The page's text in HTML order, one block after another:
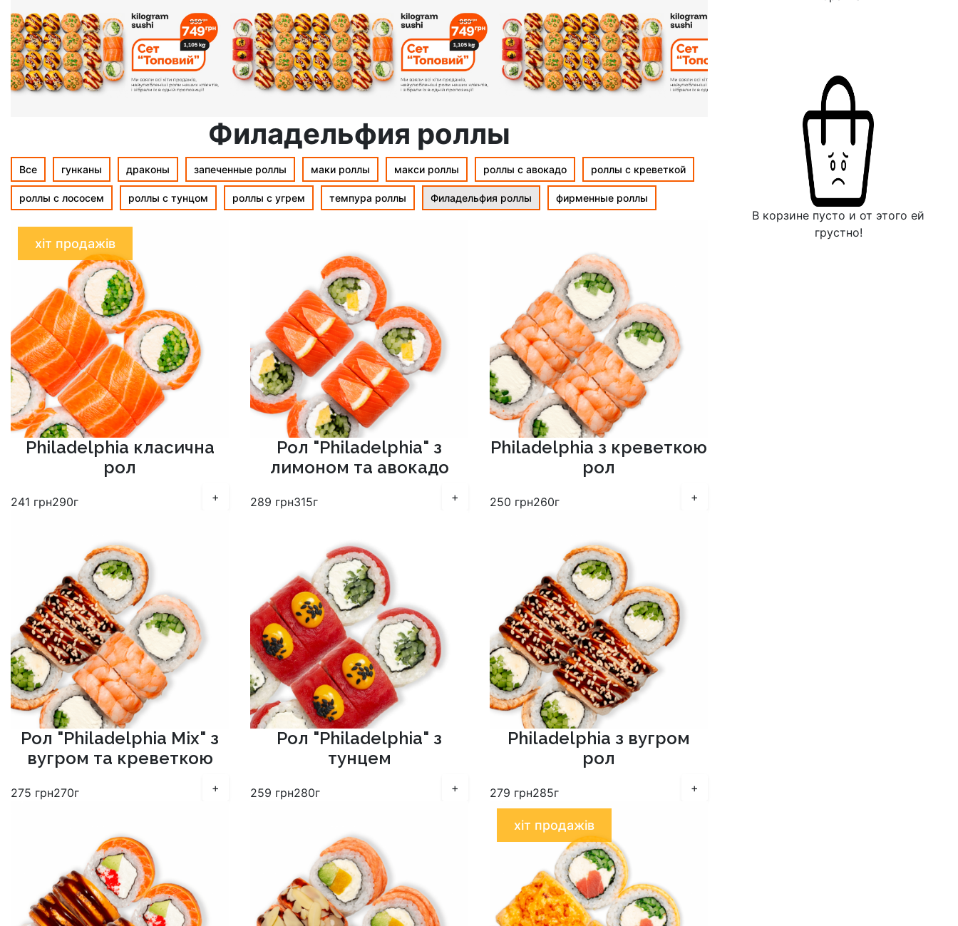
Филадельфия роллы
Все гунканы драконы запеченные роллы маки роллы макси роллы роллы с авокадо роллы с креветкой
роллы с лососем роллы с тунцом роллы с угрем темпура роллы Филадельфия роллы фирменные роллы
хіт продажів
Philadelphia класична
рол
241 грн290г +
Рол "Philadelphia" з
лимоном та авокадо
289 грн315г +
Philadelphia з креветкою
рол
250 грн260г +
Рол "Philadelphia Mix" з
вугром та креветкою
275 грн270г +
Рол "Philadelphia" з
тунцем
259 грн280г +
Philadelphia з вугром
рол
279 грн285г +
хіт продажів
В корзине пусто и от этого ей
грустно!